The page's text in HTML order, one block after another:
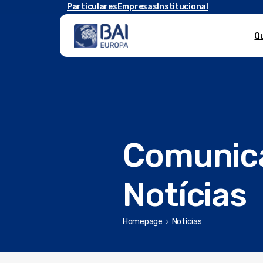
ParticularesEmpresas Institucional
Notícias
Homepagechevron_rightNotícias